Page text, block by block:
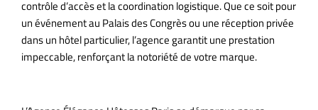
contrôle d’accès et la coordination logistique. Que ce soit pour
un événement au Palais des Congrès ou une réception privée
dans un hôtel particulier, l’agence garantit une prestation
impeccable, renforçant la notoriété de votre marque.